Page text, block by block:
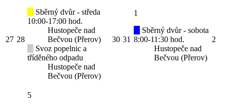
27 28
Sběrný dvůr - středa
10:00-17:00 hod.
Hustopeče nad
Bečvou (Přerov)
Svoz popelnic a
tříděného odpadu
Hustopeče nad
Bečvou (Přerov)
30 31
1
Sběrný dvůr - sobota
8:00-11:30 hod.
Hustopeče nad
Bečvou (Přerov)
2
5